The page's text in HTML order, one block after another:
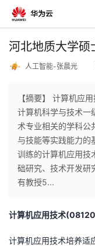
返
个
人
我
河北地质大学硕
人工智能-张晨光
【摘要】 计算机应
计算机科学与技术一
术专业相关的学科公
与技能等实践能力的
训练的计算机应用技
础研究、技术开发研
有教授5...
计算机应用技术
计算机应用技术培养适